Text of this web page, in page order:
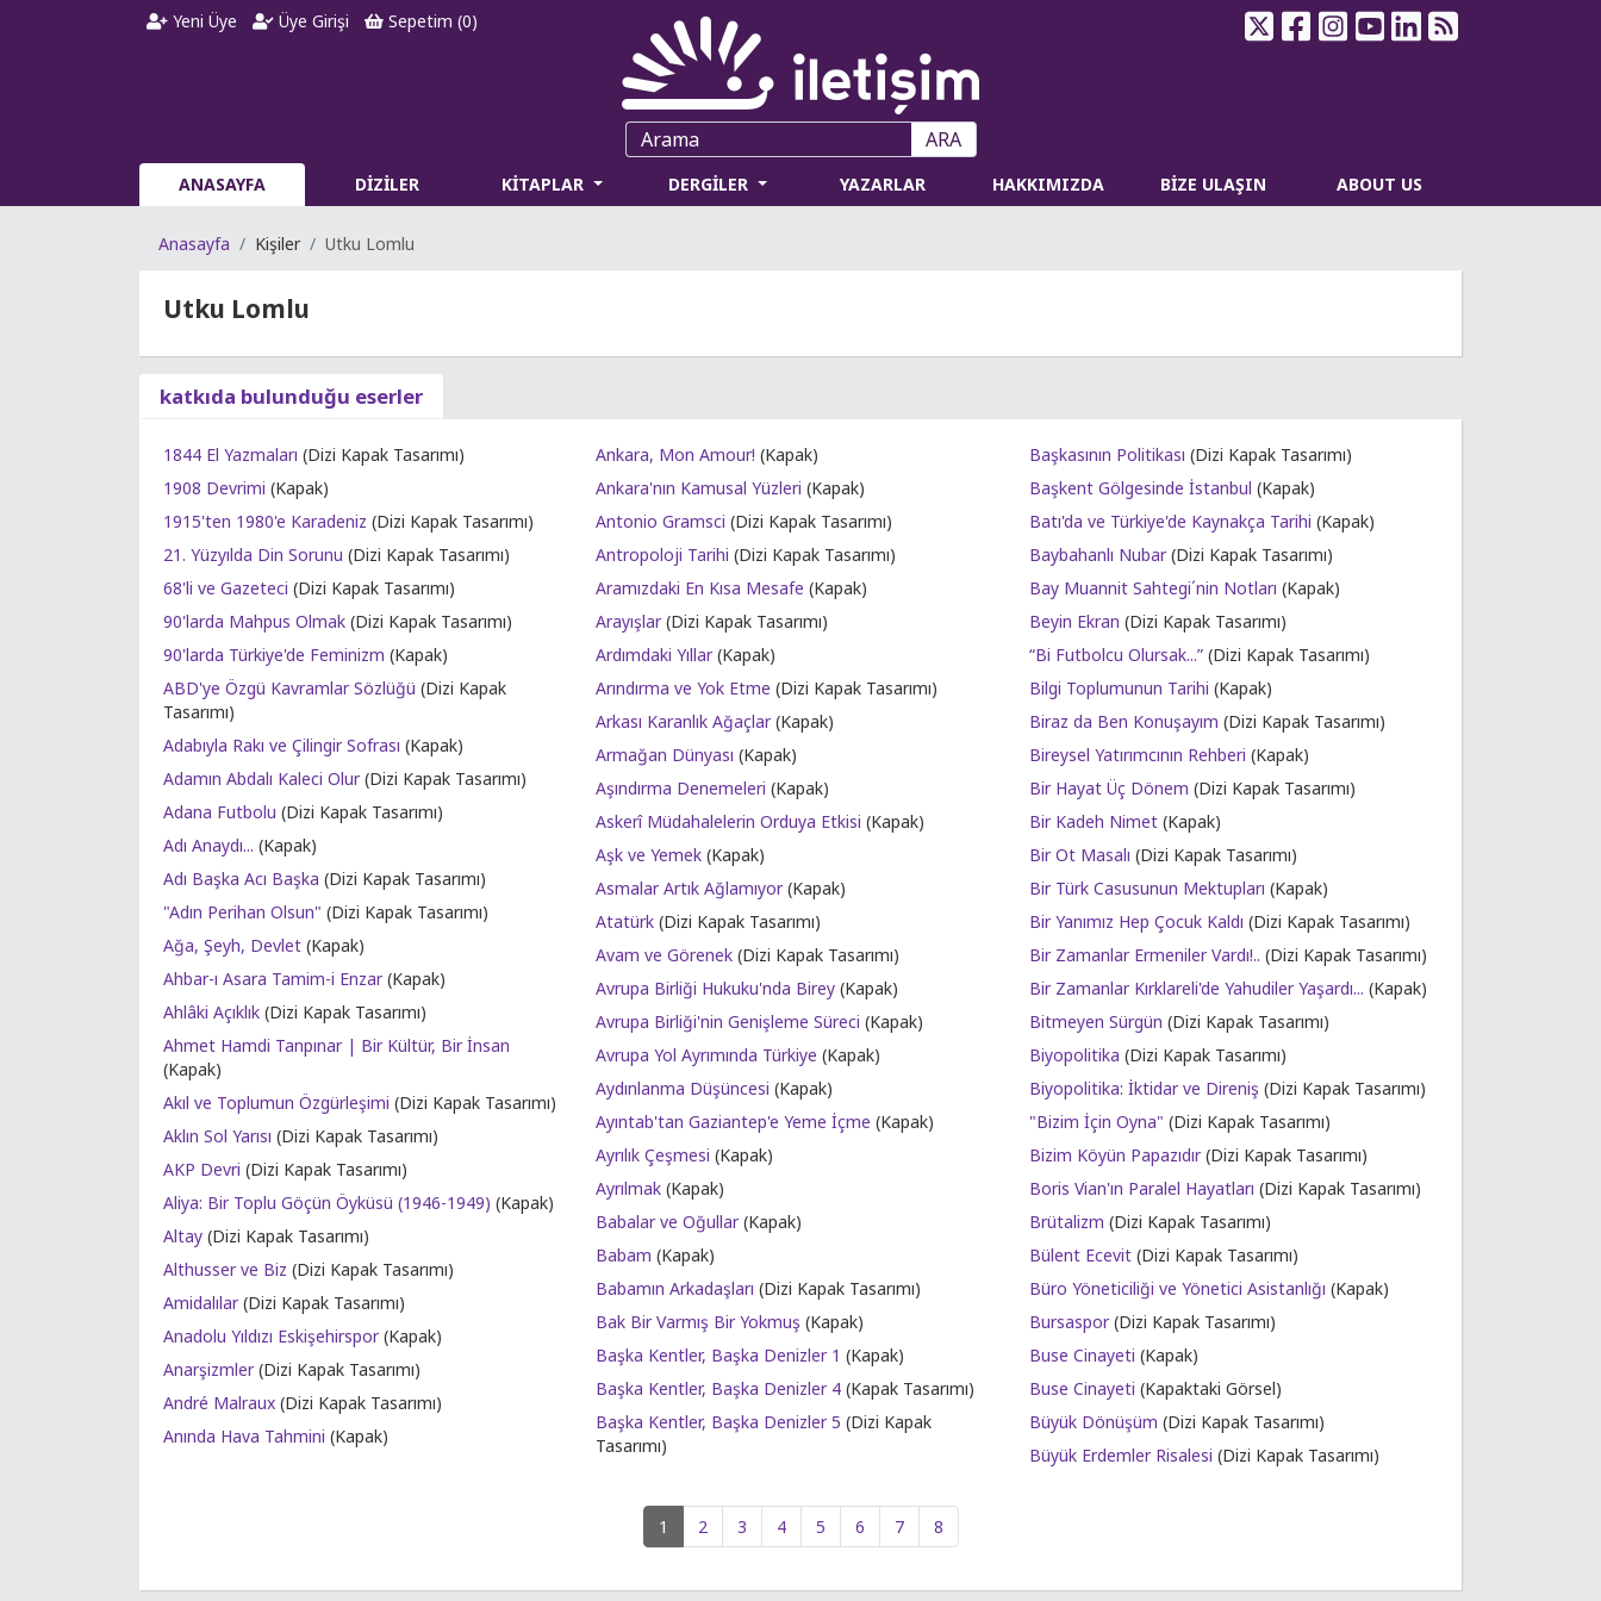
Yeni Üye Üye Girişi Sepetim (0)
ARA
ANASAYFA DİZİLER KİTAPLAR DERGİLER YAZARLAR HAKKIMIZDA BİZE ULAŞIN ABOUT US
Anasayfa Kişiler Utku Lomlu
Utku Lomlu
katkıda bulunduğu eserler
1844 El Yazmaları (Dizi Kapak Tasarımı)
1908 Devrimi (Kapak)
1915'ten 1980'e Karadeniz (Dizi Kapak Tasarımı)
21. Yüzyılda Din Sorunu (Dizi Kapak Tasarımı)
68'li ve Gazeteci (Dizi Kapak Tasarımı)
90'larda Mahpus Olmak (Dizi Kapak Tasarımı)
90'larda Türkiye'de Feminizm (Kapak)
ABD'ye Özgü Kavramlar Sözlüğü (Dizi Kapak
Tasarımı)
Adabıyla Rakı ve Çilingir Sofrası (Kapak)
Adamın Abdalı Kaleci Olur(Dizi Kapak Tasarımı)
Adana Futbolu (Dizi Kapak Tasarımı)
Adı Anaydı... (Kapak)
Adı Başka Acı Başka (Dizi Kapak Tasarımı)
"Adın Perihan Olsun" (Dizi Kapak Tasarımı)
Ağa, Şeyh, Devlet (Kapak)
Ahbar-ı Asara Tamim-i Enzar(Kapak)
Ahlâki Açıklık (Dizi Kapak Tasarımı)
Ahmet Hamdi Tanpınar | Bir Kültür, Bir İnsan
(Kapak)
Akıl ve Toplumun Özgürleşimi (Dizi Kapak Tasarımı)
Aklın Sol Yarısı (Dizi Kapak Tasarımı)
AKP Devri (Dizi Kapak Tasarımı)
Aliya: Bir Toplu Göçün Öyküsü (1946-1949) (Kapak)
Altay (Dizi Kapak Tasarımı)
Althusser ve Biz (Dizi Kapak Tasarımı)
Amidalılar(Dizi Kapak Tasarımı)
Anadolu Yıldızı Eskişehirspor(Kapak)
Anarşizmler(Dizi Kapak Tasarımı)
André Malraux (Dizi Kapak Tasarımı)
Anında Hava Tahmini (Kapak)
Ankara, Mon Amour! (Kapak)
Ankara'nın Kamusal Yüzleri (Kapak)
Antonio Gramsci (Dizi Kapak Tasarımı)
Antropoloji Tarihi (Dizi Kapak Tasarımı)
Aramızdaki En Kısa Mesafe (Kapak)
Arayışlar(Dizi Kapak Tasarımı)
Ardımdaki Yıllar(Kapak)
Arındırma ve Yok Etme (Dizi Kapak Tasarımı)
Arkası Karanlık Ağaçlar(Kapak)
Armağan Dünyası (Kapak)
Aşındırma Denemeleri (Kapak)
Askerî Müdahalelerin Orduya Etkisi (Kapak)
Aşk ve Yemek (Kapak)
Asmalar Artık Ağlamıyor(Kapak)
Atatürk (Dizi Kapak Tasarımı)
Avam ve Görenek (Dizi Kapak Tasarımı)
Avrupa Birliği Hukuku'nda Birey (Kapak)
Avrupa Birliği'nin Genişleme Süreci (Kapak)
Avrupa Yol Ayrımında Türkiye (Kapak)
Aydınlanma Düşüncesi (Kapak)
Ayıntab'tan Gaziantep'e Yeme İçme (Kapak)
Ayrılık Çeşmesi (Kapak)
Ayrılmak (Kapak)
Babalar ve Oğullar(Kapak)
Babam (Kapak)
Babamın Arkadaşları (Dizi Kapak Tasarımı)
Bak Bir Varmış Bir Yokmuş (Kapak)
Başka Kentler, Başka Denizler 1 (Kapak)
Başka Kentler, Başka Denizler 4 (Kapak Tasarımı)
Başka Kentler, Başka Denizler 5 (Dizi Kapak
Tasarımı)
Başkasının Politikası (Dizi Kapak Tasarımı)
Başkent Gölgesinde İstanbul (Kapak)
Batı'da ve Türkiye'de Kaynakça Tarihi (Kapak)
Baybahanlı Nubar(Dizi Kapak Tasarımı)
Bay Muannit Sahtegi´nin Notları (Kapak)
Beyin Ekran (Dizi Kapak Tasarımı)
“Bi Futbolcu Olursak...”(Dizi Kapak Tasarımı)
Bilgi Toplumunun Tarihi (Kapak)
Biraz da Ben Konuşayım (Dizi Kapak Tasarımı)
Bireysel Yatırımcının Rehberi (Kapak)
Bir Hayat Üç Dönem (Dizi Kapak Tasarımı)
Bir Kadeh Nimet(Kapak)
Bir Ot Masalı (Dizi Kapak Tasarımı)
Bir Türk Casusunun Mektupları (Kapak)
Bir Yanımız Hep Çocuk Kaldı (Dizi Kapak Tasarımı)
Bir Zamanlar Ermeniler Vardı!.. (Dizi Kapak Tasarımı)
Bir Zamanlar Kırklareli'de Yahudiler Yaşardı... (Kapak)
Bitmeyen Sürgün (Dizi Kapak Tasarımı)
Biyopolitika (Dizi Kapak Tasarımı)
Biyopolitika: İktidar ve Direniş (Dizi Kapak Tasarımı)
"Bizim İçin Oyna" (Dizi Kapak Tasarımı)
Bizim Köyün Papazıdır(Dizi Kapak Tasarımı)
Boris Vian'ın Paralel Hayatları (Dizi Kapak Tasarımı)
Brütalizm (Dizi Kapak Tasarımı)
Bülent Ecevit(Dizi Kapak Tasarımı)
Büro Yöneticiliği ve Yönetici Asistanlığı (Kapak)
Bursaspor(Dizi Kapak Tasarımı)
Buse Cinayeti (Kapak)
Buse Cinayeti (Kapaktaki Görsel)
Büyük Dönüşüm (Dizi Kapak Tasarımı)
Büyük Erdemler Risalesi (Dizi Kapak Tasarımı)
1 2 3 4 5 6 7 8